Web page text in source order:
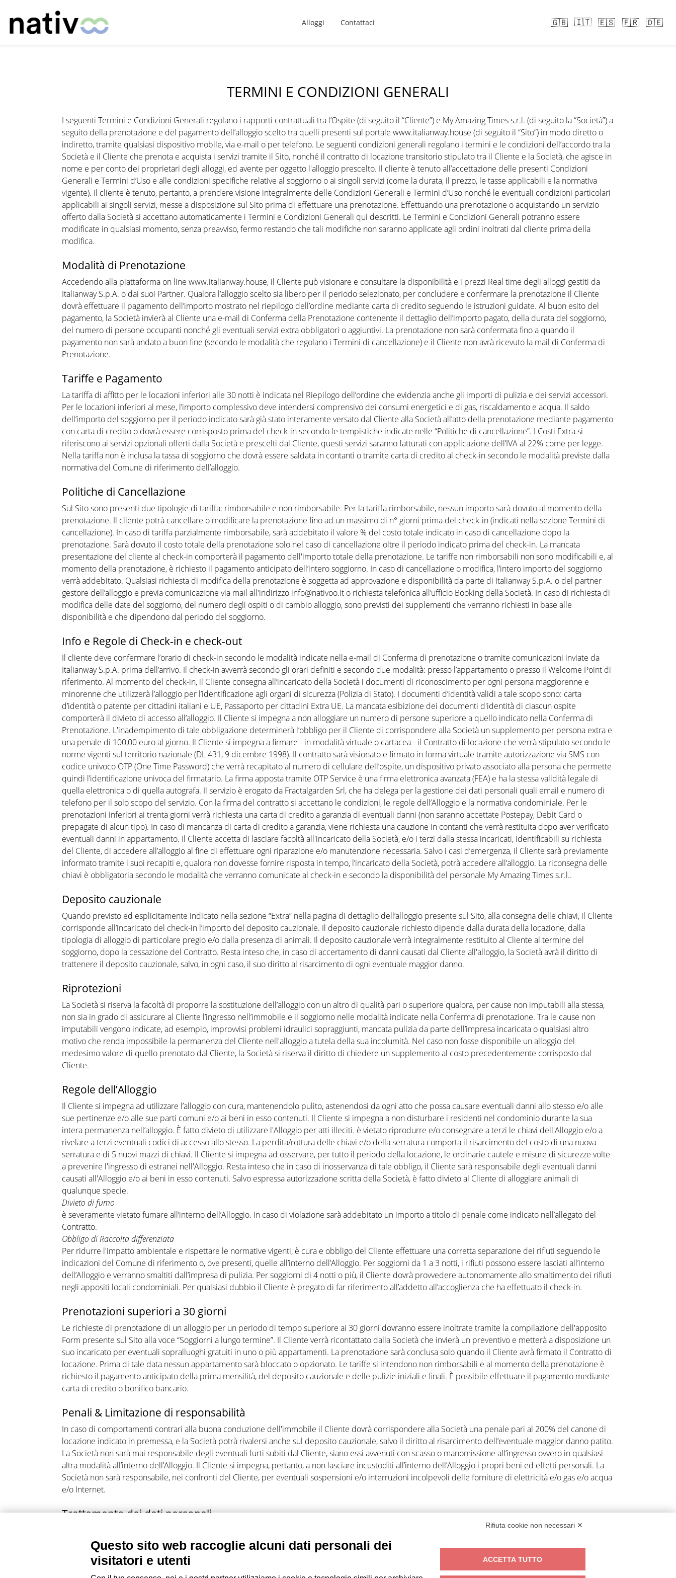
Alloggi Contattaci 🇬🇧 🇮🇹 🇪🇸 🇫🇷 🇩🇪
TERMINI E CONDIZIONI GENERALI
I seguenti Termini e Condizioni Generali regolano i rapporti contrattuali tra l’Ospite (di seguito il “Cliente”) e My Amazing Times s.r.l. (di seguito la “Società”) a
seguito della prenotazione e del pagamento dell’alloggio scelto tra quelli presenti sul portale www.italianway.house (di seguito il “Sito”) in modo diretto o
indiretto, tramite qualsiasi dispositivo mobile, via e-mail o per telefono. Le seguenti condizioni generali regolano i termini e le condizioni dell’accordo tra la
Società e il Cliente che prenota e acquista i servizi tramite il Sito, nonché il contratto di locazione transitorio stipulato tra il Cliente e la Società, che agisce in
nome e per conto dei proprietari degli alloggi, ed avente per oggetto l'alloggio prescelto. Il cliente è tenuto all’accettazione delle presenti Condizioni
Generali e Termini d’Uso e alle condizioni specifiche relative al soggiorno o ai singoli servizi (come la durata, il prezzo, le tasse applicabili e la normativa
vigente). Il cliente è tenuto, pertanto, a prendere visione integralmente delle Condizioni Generali e Termini d’Uso nonché le eventuali condizioni particolari
applicabili ai singoli servizi, messe a disposizione sul Sito prima di effettuare una prenotazione. Effettuando una prenotazione o acquistando un servizio
offerto dalla Società si accettano automaticamente i Termini e Condizioni Generali qui descritti. Le Termini e Condizioni Generali potranno essere
modificate in qualsiasi momento, senza preavviso, fermo restando che tali modifiche non saranno applicate agli ordini inoltrati dal cliente prima della
modifica.
Modalità di Prenotazione
Accedendo alla piattaforma on line www.italianway.house, il Cliente può visionare e consultare la disponibilità e i prezzi Real time degli alloggi gestiti da
Italianway S.p.A. o dai suoi Partner. Qualora l’alloggio scelto sia libero per il periodo selezionato, per concludere e confermare la prenotazione il Cliente
dovrà effettuare il pagamento dell’importo mostrato nel riepilogo dell’ordine mediante carta di credito seguendo le istruzioni guidate. Al buon esito del
pagamento, la Società invierà al Cliente una e-mail di Conferma della Prenotazione contenente il dettaglio dell’importo pagato, della durata del soggiorno,
del numero di persone occupanti nonché gli eventuali servizi extra obbligatori o aggiuntivi. La prenotazione non sarà confermata fino a quando il
pagamento non sarà andato a buon fine (secondo le modalità che regolano i Termini di cancellazione) e il Cliente non avrà ricevuto la mail di Conferma di
Prenotazione.
Tariffe e Pagamento
La tariffa di affitto per le locazioni inferiori alle 30 notti è indicata nel Riepilogo dell’ordine che evidenzia anche gli importi di pulizia e dei servizi accessori.
Per le locazioni inferiori al mese, l’importo complessivo deve intendersi comprensivo dei consumi energetici e di gas, riscaldamento e acqua. Il saldo
dell’importo del soggiorno per il periodo indicato sarà già stato interamente versato dal Cliente alla Società all’atto della prenotazione mediante pagamento
con carta di credito o dovrà essere corrisposto prima del check-in secondo le tempistiche indicate nelle “Politiche di cancellazione”. I Costi Extra si
riferiscono ai servizi opzionali offerti dalla Società e prescelti dal Cliente, questi servizi saranno fatturati con applicazione dell’IVA al 22% come per legge.
Nella tariffa non è inclusa la tassa di soggiorno che dovrà essere saldata in contanti o tramite carta di credito al check-in secondo le modalità previste dalla
normativa del Comune di riferimento dell’alloggio.
Politiche di Cancellazione
Sul Sito sono presenti due tipologie di tariffa: rimborsabile e non rimborsabile. Per la tariffa rimborsabile, nessun importo sarà dovuto al momento della
prenotazione. Il cliente potrà cancellare o modificare la prenotazione fino ad un massimo di n° giorni prima del check-in (indicati nella sezione Termini di
cancellazione). In caso di tariffa parzialmente rimborsabile, sarà addebitato il valore % del costo totale indicato in caso di cancellazione dopo la
prenotazione. Sarà dovuto il costo totale della prenotazione solo nel caso di cancellazione oltre il periodo indicato prima del check-in. La mancata
presentazione del cliente al check-in comporterà il pagamento dell'importo totale della prenotazione. Le tariffe non rimborsabili non sono modificabili e, al
momento della prenotazione, è richiesto il pagamento anticipato dell’intero soggiorno. In caso di cancellazione o modifica, l’intero importo del soggiorno
verrà addebitato. Qualsiasi richiesta di modifica della prenotazione è soggetta ad approvazione e disponibilità da parte di Italianway S.p.A. o del partner
gestore dell’alloggio e previa comunicazione via mail all'indirizzo info@nativoo.it o richiesta telefonica all’ufficio Booking della Società. In caso di richiesta di
modifica delle date del soggiorno, del numero degli ospiti o di cambio alloggio, sono previsti dei supplementi che verranno richiesti in base alle
disponibilità e che dipendono dal periodo del soggiorno.
Info e Regole di Check-in e check-out
Il cliente deve confermare l’orario di check-in secondo le modalità indicate nella e-mail di Conferma di prenotazione o tramite comunicazioni inviate da
Italianway S.p.A. prima dell’arrivo. Il check-in avverrà secondo gli orari definiti e secondo due modalità: presso l’appartamento o presso il Welcome Point di
riferimento. Al momento del check-in, il Cliente consegna all’incaricato della Società i documenti di riconoscimento per ogni persona maggiorenne e
minorenne che utilizzerà l’alloggio per l’identificazione agli organi di sicurezza (Polizia di Stato). I documenti d’identità validi a tale scopo sono: carta
d’identità o patente per cittadini italiani e UE, Passaporto per cittadini Extra UE. La mancata esibizione dei documenti d'identità di ciascun ospite
comporterà il divieto di accesso all’alloggio. Il Cliente si impegna a non alloggiare un numero di persone superiore a quello indicato nella Conferma di
Prenotazione. L'inadempimento di tale obbligazione determinerà l’obbligo per il Cliente di corrispondere alla Società un supplemento per persona extra e
una penale di 100,00 euro al giorno. Il Cliente si impegna a firmare - in modalità virtuale o cartacea - il Contratto di locazione che verrà stipulato secondo le
norme vigenti sul territorio nazionale (DL 431, 9 dicembre 1998). Il contratto sarà visionato e firmato in forma virtuale tramite autorizzazione via SMS con
codice univoco OTP (One Time Password) che verrà recapitato al numero di cellulare dell’ospite, un dispositivo privato associato alla persona che permette
quindi l’identificazione univoca del firmatario. La firma apposta tramite OTP Service è una firma elettronica avanzata (FEA) e ha la stessa validità legale di
quella elettronica o di quella autografa. Il servizio è erogato da Fractalgarden Srl, che ha delega per la gestione dei dati personali quali email e numero di
telefono per il solo scopo del servizio. Con la firma del contratto si accettano le condizioni, le regole dell’Alloggio e la normativa condominiale. Per le
prenotazioni inferiori ai trenta giorni verrà richiesta una carta di credito a garanzia di eventuali danni (non saranno accettate Postepay, Debit Card o
prepagate di alcun tipo). In caso di mancanza di carta di credito a garanzia, viene richiesta una cauzione in contanti che verrà restituita dopo aver verificato
eventuali danni in appartamento. Il Cliente accetta di lasciare facoltà all'incaricato della Società, e/o i terzi dalla stessa incaricati, identificabili su richiesta
del Cliente, di accedere all’alloggio al fine di effettuare ogni riparazione e/o manutenzione necessaria. Salvo i casi d’emergenza, il Cliente sarà previamente
informato tramite i suoi recapiti e, qualora non dovesse fornire risposta in tempo, l’incaricato della Società, potrà accedere all’alloggio. La riconsegna delle
chiavi è obbligatoria secondo le modalità che verranno comunicate al check-in e secondo la disponibilità del personale My Amazing Times s.r.l..
Deposito cauzionale
Quando previsto ed esplicitamente indicato nella sezione “Extra” nella pagina di dettaglio dell’alloggio presente sul Sito, alla consegna delle chiavi, il Cliente
corrisponde all’incaricato del check-in l’importo del deposito cauzionale. Il deposito cauzionale richiesto dipende dalla durata della locazione, dalla
tipologia di alloggio di particolare pregio e/o dalla presenza di animali. Il deposito cauzionale verrà integralmente restituito al Cliente al termine del
soggiorno, dopo la cessazione del Contratto. Resta inteso che, in caso di accertamento di danni causati dal Cliente all'alloggio, la Società avrà il diritto di
trattenere il deposito cauzionale, salvo, in ogni caso, il suo diritto al risarcimento di ogni eventuale maggior danno.
Riprotezioni
La Società si riserva la facoltà di proporre la sostituzione dell’alloggio con un altro di qualità pari o superiore qualora, per cause non imputabili alla stessa,
non sia in grado di assicurare al Cliente l’ingresso nell’immobile e il soggiorno nelle modalità indicate nella Conferma di prenotazione. Tra le cause non
imputabili vengono indicate, ad esempio, improvvisi problemi idraulici sopraggiunti, mancata pulizia da parte dell’impresa incaricata o qualsiasi altro
motivo che renda impossibile la permanenza del Cliente nell'alloggio a tutela della sua incolumità. Nel caso non fosse disponibile un alloggio del
medesimo valore di quello prenotato dal Cliente, la Società si riserva il diritto di chiedere un supplemento al costo precedentemente corrisposto dal
Cliente.
Regole dell’Alloggio
Il Cliente si impegna ad utilizzare l’alloggio con cura, mantenendolo pulito, astenendosi da ogni atto che possa causare eventuali danni allo stesso e/o alle
sue pertinenze e/o alle sue parti comuni e/o ai beni in esso contenuti. Il Cliente si impegna a non disturbare i residenti nel condominio durante la sua
intera permanenza nell’alloggio. È fatto divieto di utilizzare l'Alloggio per atti illeciti. è vietato riprodurre e/o consegnare a terzi le chiavi dell'Alloggio e/o a
rivelare a terzi eventuali codici di accesso allo stesso. La perdita/rottura delle chiavi e/o della serratura comporta il risarcimento del costo di una nuova
serratura e di 5 nuovi mazzi di chiavi. Il Cliente si impegna ad osservare, per tutto il periodo della locazione, le ordinarie cautele e misure di sicurezze volte
a prevenire l'ingresso di estranei nell'Alloggio. Resta inteso che in caso di inosservanza di tale obbligo, il Cliente sarà responsabile degli eventuali danni
causati all'Alloggio e/o ai beni in esso contenuti. Salvo espressa autorizzazione scritta della Società, è fatto divieto al Cliente di alloggiare animali di
qualunque specie.
Divieto di fumo
è severamente vietato fumare all’interno dell’Alloggio. In caso di violazione sarà addebitato un importo a titolo di penale come indicato nell’allegato del
Contratto.
Obbligo di Raccolta differenziata
Per ridurre l'impatto ambientale e rispettare le normative vigenti, è cura e obbligo del Cliente eﬀettuare una corretta separazione dei riﬁuti seguendo le
indicazioni del Comune di riferimento o, ove presenti, quelle all’interno dell’Alloggio. Per soggiorni da 1 a 3 notti, i rifiuti possono essere lasciati all’interno
dell’Alloggio e verranno smaltiti dall’impresa di pulizia. Per soggiorni di 4 notti o più, il Cliente dovrà provvedere autonomamente allo smaltimento dei riﬁuti
negli appositi locali condominiali. Per qualsiasi dubbio il Cliente è pregato di far riferimento all’addetto all’accoglienza che ha effettuato il check-in.
Prenotazioni superiori a 30 giorni
Le richieste di prenotazione di un alloggio per un periodo di tempo superiore ai 30 giorni dovranno essere inoltrate tramite la compilazione dell'apposito
Form presente sul Sito alla voce “Soggiorni a lungo termine”. Il Cliente verrà ricontattato dalla Società che invierà un preventivo e metterà a disposizione un
suo incaricato per eventuali sopralluoghi gratuiti in uno o più appartamenti. La prenotazione sarà conclusa solo quando il Cliente avrà firmato il Contratto di
locazione. Prima di tale data nessun appartamento sarà bloccato o opzionato. Le tariffe si intendono non rimborsabili e al momento della prenotazione è
richiesto il pagamento anticipato della prima mensilità, del deposito cauzionale e delle pulizie iniziali e finali. È possibile effettuare il pagamento mediante
carta di credito o bonifico bancario.
Penali & Limitazione di responsabilità
In caso di comportamenti contrari alla buona conduzione dell'immobile il Cliente dovrà corrispondere alla Società una penale pari al 200% del canone di
locazione indicato in premessa, e la Società potrà rivalersi anche sul deposito cauzionale, salvo il diritto al risarcimento dell’eventuale maggior danno patito.
La Società non sarà mai responsabile degli eventuali furti subiti dal Cliente, siano essi avvenuti con scasso o manomissione all’ingresso ovvero in qualsiasi
altra modalità all’interno dell’Alloggio. Il Cliente si impegna, pertanto, a non lasciare incustoditi all’interno dell’Alloggio i propri beni ed effetti personali. La
Società non sarà responsabile, nei confronti del Cliente, per eventuali sospensioni e/o interruzioni incolpevoli delle forniture di elettricità e/o gas e/o acqua
e/o Internet.
Trattamento dei dati personali
Il Cliente autorizza la Società a comunicare a terzi i suoi dati personali in relazione ad adempimenti connessi col rapporto di locazione (D. Lgs. 196/2003).
privacy. Per ogni controversia derivante dal presente incarico, sarà competente in via esclusiva il Foro di Milano.
Rifiuta cookie non necessari ✕
Questo sito web raccoglie alcuni dati personali dei
visitatori e utenti
ACCETTA TUTTO